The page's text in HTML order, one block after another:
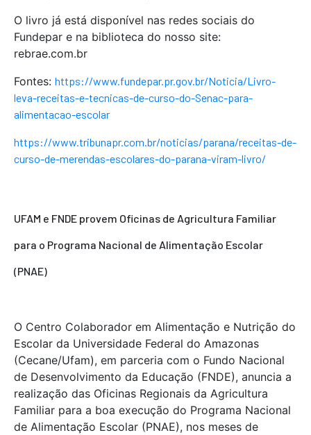
O livro já está disponível nas redes sociais do
Fundepar e na biblioteca do nosso site:
rebrae.com.br
Fontes: https://www.fundepar.pr.gov.br/Noticia/Livro-
leva-receitas-e-tecnicas-de-curso-do-Senac-para-
alimentacao-escolar
https://www.tribunapr.com.br/noticias/parana/receitas-de-
curso-de-merendas-escolares-do-parana-viram-livro/
UFAM e FNDE provem Oficinas de Agricultura Familiar
para o Programa Nacional de Alimentação Escolar
(PNAE)
O Centro Colaborador em Alimentação e Nutrição do
Escolar da Universidade Federal do Amazonas
(Cecane/Ufam), em parceria com o Fundo Nacional
de Desenvolvimento da Educação (FNDE), anuncia a
realização das Oficinas Regionais da Agricultura
Familiar para a boa execução do Programa Nacional
de Alimentação Escolar (PNAE), nos meses de